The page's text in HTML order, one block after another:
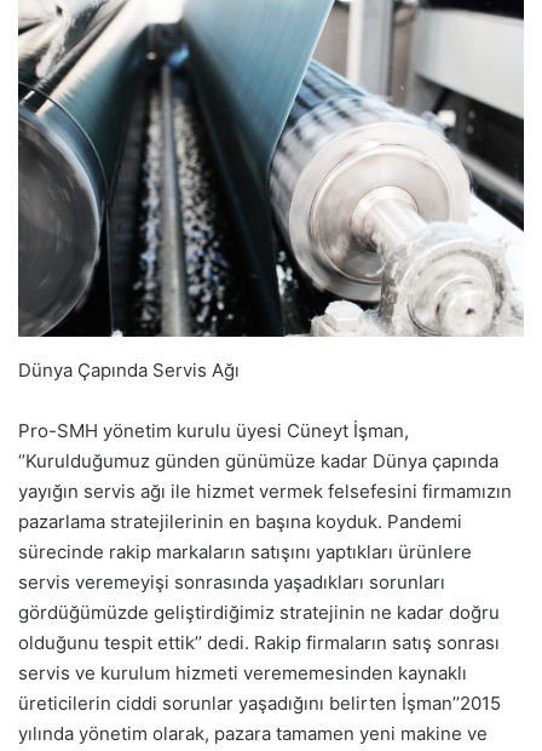
Dünya Çapında Servis Ağı
Pro-SMH yönetim kurulu üyesi Cüneyt İşman,
‘’Kurulduğumuz günden günümüze kadar Dünya çapında
yayığın servis ağı ile hizmet vermek felsefesini firmamızın
pazarlama stratejilerinin en başına koyduk. Pandemi
sürecinde rakip markaların satışını yaptıkları ürünlere
servis veremeyişi sonrasında yaşadıkları sorunları
gördüğümüzde geliştirdiğimiz stratejinin ne kadar doğru
olduğunu tespit ettik’’ dedi. Rakip firmaların satış sonrası
servis ve kurulum hizmeti verememesinden kaynaklı
üreticilerin ciddi sorunlar yaşadığını belirten İşman’’2015
yılında yönetim olarak, pazara tamamen yeni makine ve